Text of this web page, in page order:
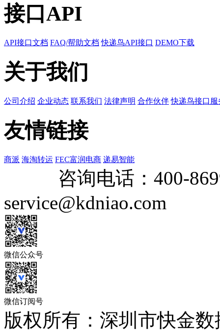
接口API
API接口文档 FAQ/帮助文档 快递鸟API接口 DEMO下载
关于我们
公司介绍 企业动态 联系我们 法律声明 合作伙伴 快递鸟接口服
友情链接
商派 海淘转运 FEC富润电商 递易智能
咨询电话： 400-
service@kdniao.com
微信公众号
微信订阅号
版权所有：深圳市快金